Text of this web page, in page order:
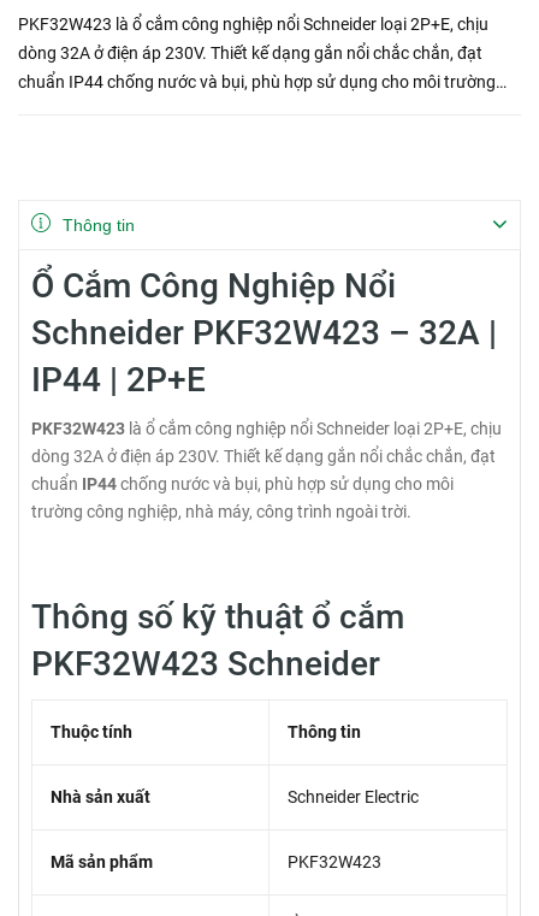
PKF32W423 là ổ cắm công nghiệp nổi Schneider loại 2P+E, chịu
dòng 32A ở điện áp 230V. Thiết kế dạng gắn nổi chắc chắn, đạt
chuẩn IP44 chống nước và bụi, phù hợp sử dụng cho môi trường
Thông tin
Ổ Cắm Công Nghiệp Nổi
Schneider PKF32W423 – 32A |
IP44 | 2P+E
PKF32W423 là ổ cắm công nghiệp nổi Schneider loại 2P+E, chịu
dòng 32A ở điện áp 230V. Thiết kế dạng gắn nổi chắc chắn, đạt
chuẩn IP44chống nước và bụi, phù hợp sử dụng cho môi
trường công nghiệp, nhà máy, công trình ngoài trời.
Thông số kỹ thuật ổ cắm
PKF32W423 Schneider
Thuộc tính Thông tin
Nhà sản xuất Schneider Electric
Mã sản phẩm PKF32W423